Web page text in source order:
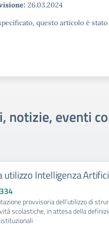
26.03.2024
questo articolo è
notizie, eventi
utilizzo Intelligenza
provvisoria dell’utilizzo di
scolastiche, in attesa della